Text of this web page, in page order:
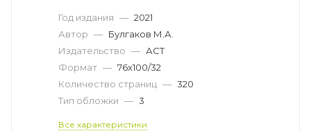
Год издания — 2021
Автор — Булгаков М.А.
Издательство — АСТ
Формат — 76x100/32
Количество страниц — 320
Тип обложки — 3
Все характеристики